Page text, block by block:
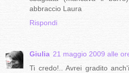
abbraccio Laura
Rispondi
Giulia 21 maggio 2009 alle
Ti credo!.. Avrei gradito